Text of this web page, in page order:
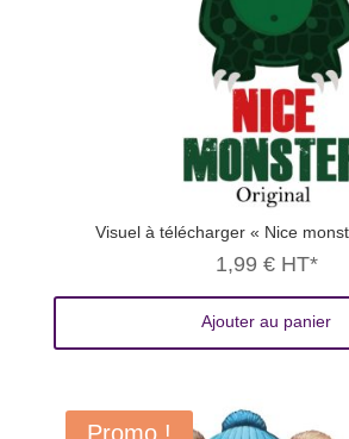
Visuel à télécharger « Nice
1,99 € HT*
Ajouter au panier
Promo !